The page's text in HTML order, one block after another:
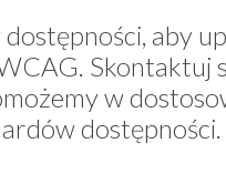
aby
Skontaktuj
w
dostępności.